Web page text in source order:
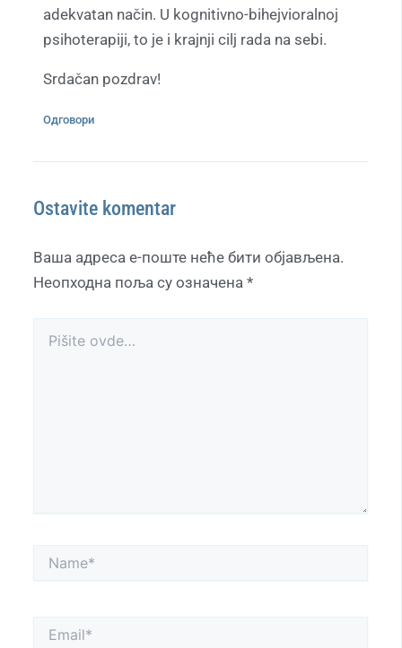
adekvatan način. U kognitivno-bihejvioralnoj
psihoterapiji, to je i krajnji cilj rada na sebi.
Srdačan pozdrav!
Одговори
Ostavite komentar
Ваша адреса е-поште неће бити објављена.
Неопходна поља су означена *
Name*
Email*